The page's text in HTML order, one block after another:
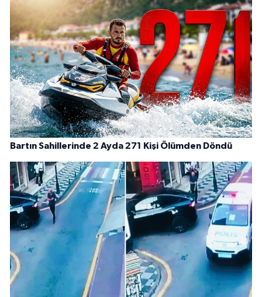
Bartın Sahillerinde 2 Ayda 271 Kişi Ölümden Döndü